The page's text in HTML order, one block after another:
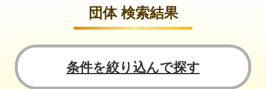
団体 検索結果
条件を絞り込んで探す